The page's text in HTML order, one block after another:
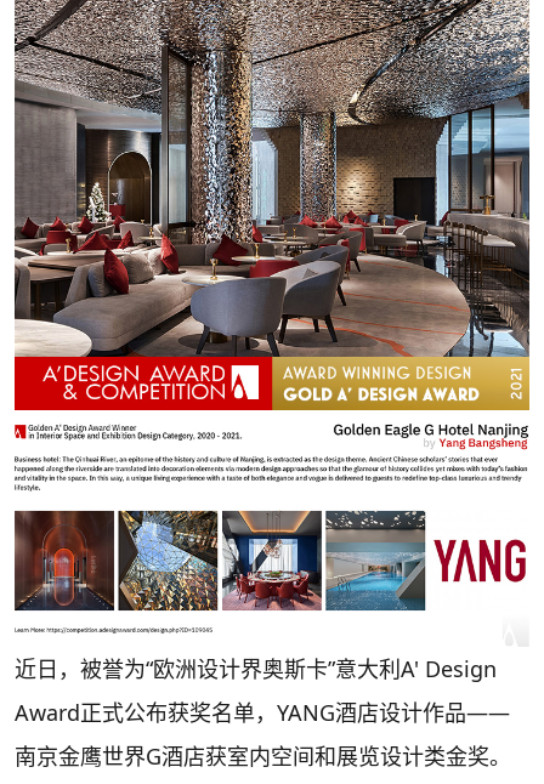
近日，被誉为“欧洲设计界奥斯卡”意大利A' Design
Award正式公布获奖名单，YANG酒店设计作品——
南京金鹰世界G酒店获室内空间和展览设计类金奖。